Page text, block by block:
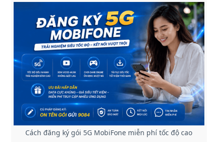
Cách đăng ký gói 5G MobiFone miễn phí tốc độ cao